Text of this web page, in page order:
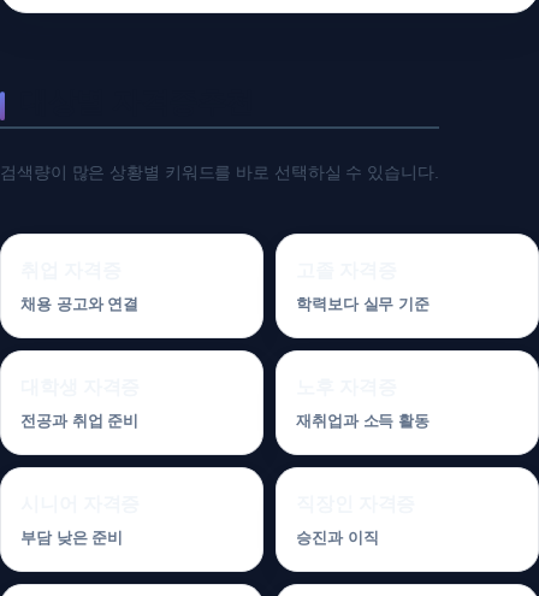
검색량이 많은 상황별 키워드를 바로 선택하실 수 있습니다.
채용 공고와 연결 학력보다 실무 기준
전공과 취업 준비 재취업과 소득 활동
부담 낮은 준비 승진과 이직